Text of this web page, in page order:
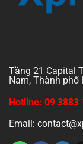
Tầng 21 Capital
Nam, Thành phố
Hotline: 09 3883
Email: